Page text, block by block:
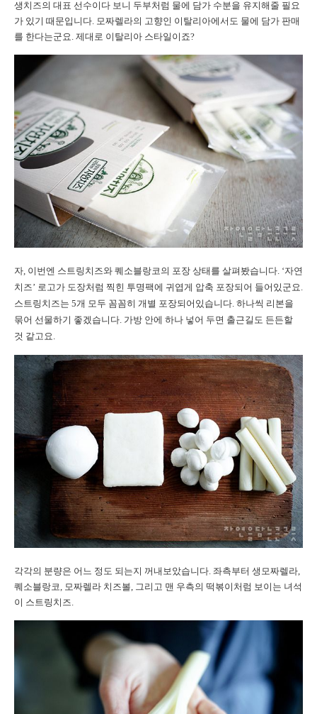
생치즈의 대표 선수이다 보니 두부처럼 물에 담가 수분을 유지해줄 필요
가 있기 때문입니다. 모짜렐라의 고향인 이탈리아에서도 물에 담가 판매
를 한다는군요. 제대로 이탈리아 스타일이죠?
자, 이번엔 스트링치즈와 퀘소블랑코의 포장 상태를 살펴봤습니다. ‘자연
치즈’ 로고가 도장처럼 찍힌 투명팩에 귀엽게 압축 포장되어 들어있군요.
스트링치즈는 5개 모두 꼼꼼히 개별 포장되어있습니다. 하나씩 리본을
묶어 선물하기 좋겠습니다. 가방 안에 하나 넣어 두면 출근길도 든든할
것 같고요.
각각의 분량은 어느 정도 되는지 꺼내보았습니다. 좌측부터 생모짜렐라,
퀘소블랑코, 모짜렐라 치즈볼, 그리고 맨 우측의 떡볶이처럼 보이는 녀석
이 스트링치즈.